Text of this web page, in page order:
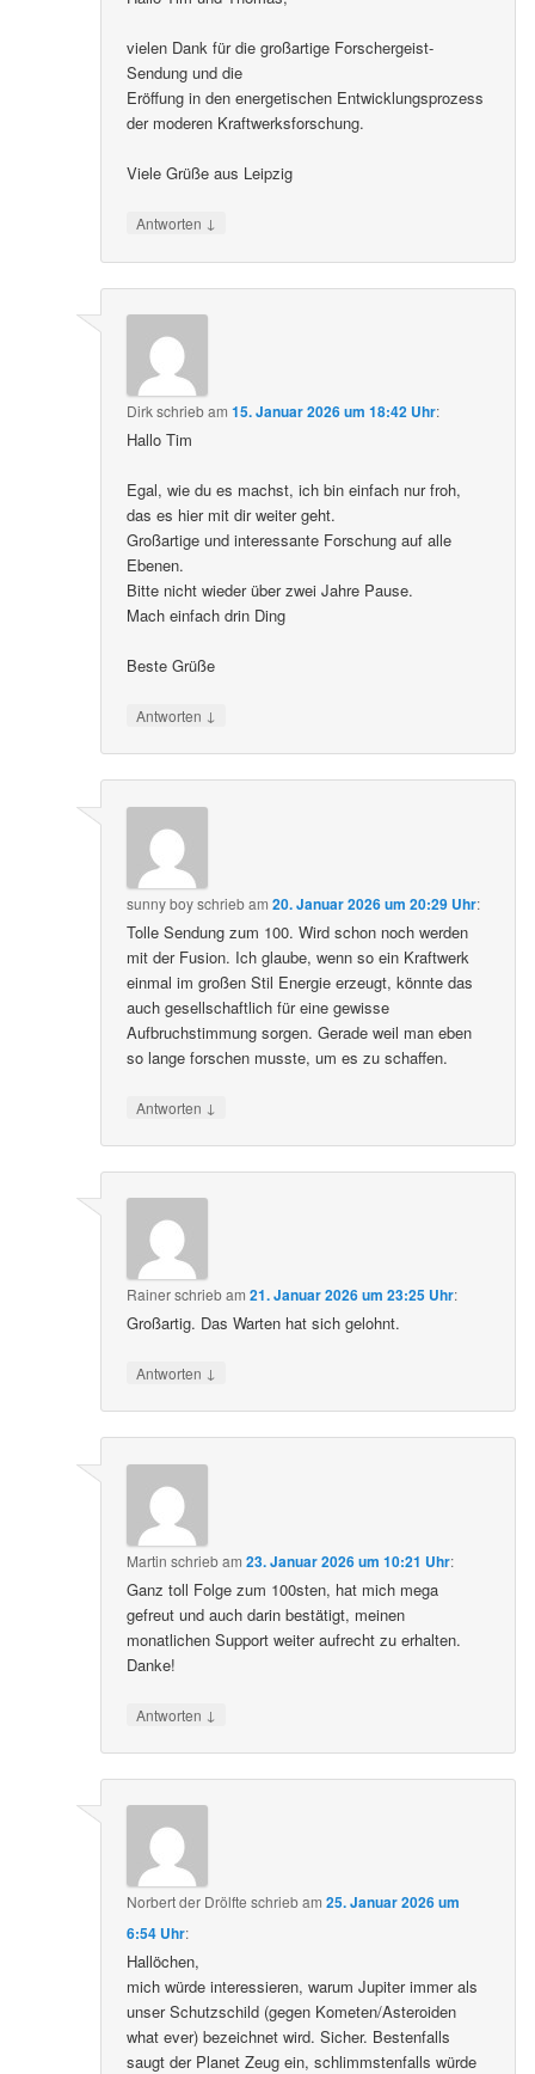
vielen Dank für die großartige Forschergeist-
Sendung und die
Eröffung in den energetischen Entwicklungsprozess
der moderen Kraftwerksforschung.
Viele Grüße aus Leipzig
Antworten ↓
Dirkschriebam15. Januar 2026 um 18:42 Uhr:
Hallo Tim
Egal, wie du es machst, ich bin einfach nur froh,
das es hier mit dir weiter geht.
Großartige und interessante Forschung auf alle
Ebenen.
Bitte nicht wieder über zwei Jahre Pause.
Mach einfach drin Ding
Beste Grüße
Antworten ↓
sunny boyschriebam20. Januar 2026 um 20:29 Uhr:
Tolle Sendung zum 100. Wird schon noch werden
mit der Fusion. Ich glaube, wenn so ein Kraftwerk
einmal im großen Stil Energie erzeugt, könnte das
auch gesellschaftlich für eine gewisse
Aufbruchstimmung sorgen. Gerade weil man eben
so lange forschen musste, um es zu schaffen.
Antworten ↓
Rainerschriebam21. Januar 2026 um 23:25 Uhr:
Großartig. Das Warten hat sich gelohnt.
Antworten ↓
Martin schriebam23. Januar 2026 um 10:21 Uhr:
Ganz toll Folge zum 100sten, hat mich mega
gefreut und auch darin bestätigt, meinen
monatlichen Support weiter aufrecht zu erhalten.
Danke!
Antworten ↓
Norbert der Drölfte schriebam25. Januar 2026 um
6:54 Uhr:
Hallöchen,
mich würde interessieren, warum Jupiter immer als
unser Schutzschild (gegen Kometen/Asteroiden
what ever) bezeichnet wird. Sicher. Bestenfalls
saugt der Planet Zeug ein, schlimmstenfalls würde